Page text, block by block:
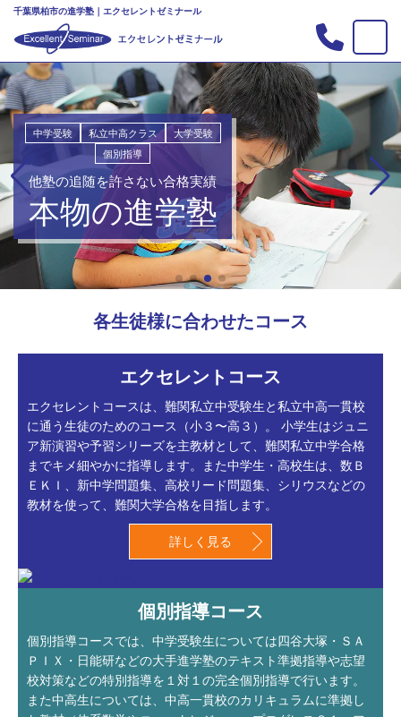
千葉県柏市の進学塾｜エクセレントゼミナール
TOP
塾の紹介
合格実績
コース案内
入会案内
行事
教室案内
新・主宰のブログ
私立中高リンク集
プライバシーポリシー
中学受験 私立中高クラス
大学受験
個別指導
他塾の追随を許さない合格実績
本物の進学塾
各生徒様に合わせたコース
エクセレントコース
エクセレントコースは、難関私立中受験生と私立中高一貫校
に通う生徒のためのコース（小３〜高３）。 小学生はジュニ
ア新演習や予習シリーズを主教材として、難関私立中学合格
までキメ細やかに指導します。また中学生・高校生は、数Ｂ
ＥＫＩ、新中学問題集、高校リード問題集、シリウスなどの
教材を使って、難関大学合格を目指します。
詳しく見る
個別指導コース
個別指導コースでは、中学受験生については四谷大塚・ＳＡ
ＰＩＸ・日能研などの大手進学塾のテキスト準拠指導や志望
校対策などの特別指導を１対１の完全個別指導で行います。
また中高生については、中高一貫校のカリキュラムに準拠し